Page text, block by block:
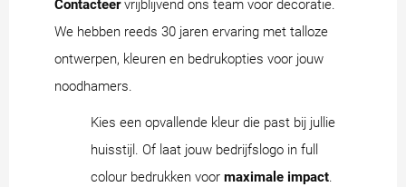
Contacteervrijblijvend ons team voor decoratie.
We hebben reeds 30 jaren ervaring met talloze
ontwerpen, kleuren en bedrukopties voor jouw
noodhamers.
Kies een opvallende kleur die past bij jullie
huisstijl. Of laat jouw bedrijfslogo in full
colour bedrukken voor maximale impact.